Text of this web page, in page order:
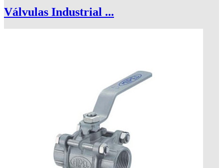
Válvulas Industrial ...